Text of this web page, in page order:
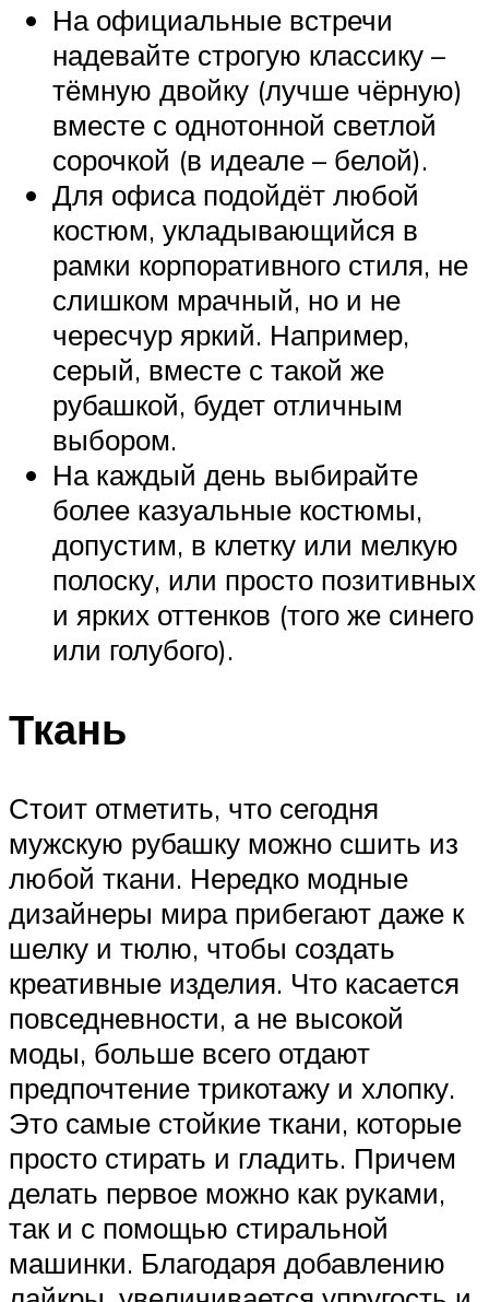
На официальные встречи
надевайте строгую классику –
тёмную двойку (лучше чёрную)
вместе с однотонной светлой
сорочкой (в идеале – белой).
Для офиса подойдёт любой
костюм, укладывающийся в
рамки корпоративного стиля, не
слишком мрачный, но и не
чересчур яркий. Например,
серый, вместе с такой же
рубашкой, будет отличным
выбором.
На каждый день выбирайте
более казуальные костюмы,
допустим, в клетку или мелкую
полоску, или просто позитивных
и ярких оттенков (того же синего
или голубого).
Ткань
Стоит отметить, что сегодня
мужскую рубашку можно сшить из
любой ткани. Нередко модные
дизайнеры мира прибегают даже к
шелку и тюлю, чтобы создать
креативные изделия. Что касается
повседневности, а не высокой
моды, больше всего отдают
предпочтение трикотажу и хлопку.
Это самые стойкие ткани, которые
просто стирать и гладить. Причем
делать первое можно как руками,
так и с помощью стиральной
машинки. Благодаря добавлению